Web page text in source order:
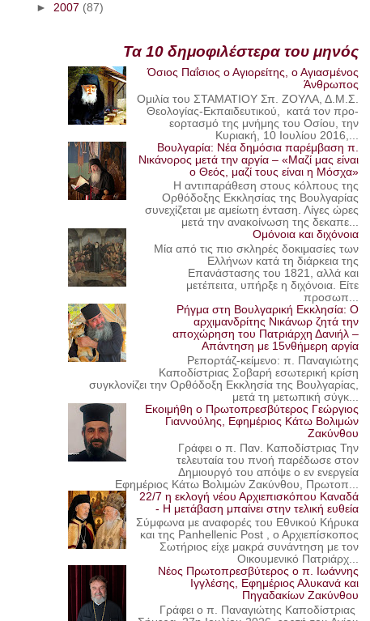
► 2007 (87)
Τα 10 δημοφιλέστερα του μηνός
Όσιος Παΐσιος ο Αγιορείτης, ο Αγιασμένος
Άνθρωπος
Ομιλία του ΣΤΑΜΑΤΙΟΥ Σπ. ΖΟΥΛΑ, Δ.Μ.Σ.
Θεολογίας-Εκπαιδευτικού, κατά τον προ-
εορτασμό της μνήμης του Οσίου, την
Κυριακή, 10 Ιουλίου 2016,...
Βουλγαρία: Νέα δημόσια παρέμβαση π.
Νικάνορος μετά την αργία – «Μαζί μας είναι
ο Θεός, μαζί τους είναι η Μόσχα»
Η αντιπαράθεση στους κόλπους της
Ορθόδοξης Εκκλησίας της Βουλγαρίας
συνεχίζεται με αμείωτη ένταση. Λίγες ώρες
μετά την ανακοίνωση της δεκαπε...
Ομόνοια και διχόνοια
Μία από τις πιο σκληρές δοκιμασίες των
Ελλήνων κατά τη διάρκεια της
Επανάστασης του 1821, αλλά και
μετέπειτα, υπήρξε η διχόνοια. Είτε
προσωπ...
Ρήγμα στη Βουλγαρική Εκκλησία: Ο
αρχιμανδρίτης Νικάνωρ ζητά την
αποχώρηση του Πατριάρχη Δανιήλ –
Απάντηση με 15νθήμερη αργία
Ρεπορτάζ-κείμενο: π. Παναγιώτης
Καποδίστριας Σοβαρή εσωτερική κρίση
συγκλονίζει την Ορθόδοξη Εκκλησία της Βουλγαρίας,
μετά τη μετωπική σύγκ...
Εκοιμήθη ο Πρωτοπρεσβύτερος Γεώργιος
Γιαννούλης, Εφημέριος Κάτω Βολιμών
Ζακύνθου
Γράφει ο π. Παν. Καποδίστριας Την
τελευταία του πνοή παρέδωσε στον
Δημιουργό του απόψε ο εν ενεργεία
Εφημέριος Κάτω Βολιμών Ζακύνθου, Πρωτοπ...
22/7 η εκλογή νέου Αρχιεπισκόπου Καναδά
- Η μετάβαση μπαίνει στην τελική ευθεία
Σύμφωνα με αναφορές του Εθνικού Κήρυκα
και της Panhellenic Post , ο Αρχιεπίσκοπος
Σωτήριος είχε μακρά συνάντηση με τον
Οικουμενικό Πατριάρχ...
Νέος Πρωτοπρεσβύτερος ο π. Ιωάννης
Ιγγλέσης, Εφημέριος Αλυκανά και
Πηγαδακίων Ζακύνθου
Γράφει ο π. Παναγιώτης Καποδίστριας